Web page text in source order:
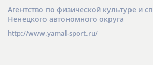
Агентство по физической культуре и
Ненецкого автономного округа
http://www.yamal-sport.ru/